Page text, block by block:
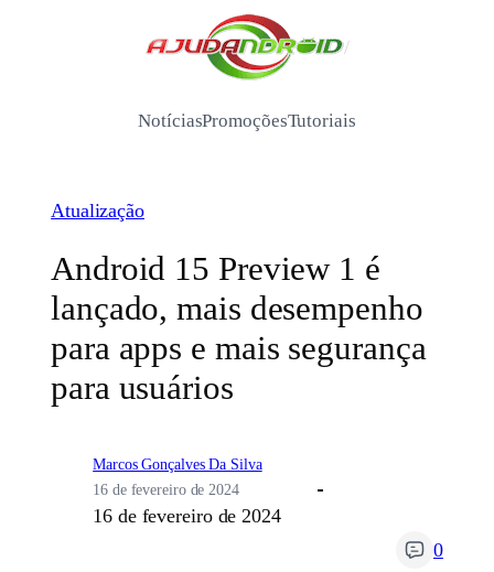
/
NotíciasPromoçõesTutoriais
Atualização
Android 15 Preview 1 é
lançado, mais desempenho
para apps e mais segurança
para usuários
Marcos Gonçalves Da Silva
16 de fevereiro de 2024
16 de fevereiro de 2024
0